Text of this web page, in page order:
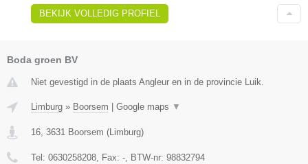
BEKIJK VOLLEDIG PROFIEL
Boda groen BV
Niet gevestigd in de plaats Angleur en in de provincie Luik.
Limburg » Boorsem Google maps ▼
16, 3631 Boorsem (Limburg)
Tel: 0630258208, Fax: -, BTW-nr: 98832794